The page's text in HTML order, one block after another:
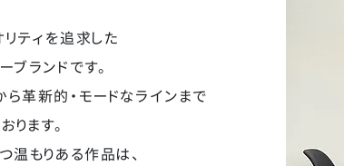
ティを追求した
ブランドです。
革新的・モードなラインまで
ります。
温もりある作品は、